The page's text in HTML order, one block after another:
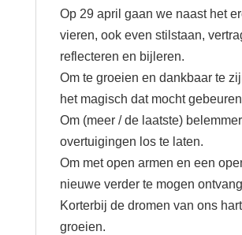
Op 29 april gaan we naast het
vieren, ook even stilstaan,
reflecteren en bijleren.
Om te groeien en dankbaar te
het magisch dat mocht
Om (meer / de laatste)
overtuigingen los te laten.
Om met open armen en een
nieuwe verder te mogen
Korterbij de dromen van ons
groeien.